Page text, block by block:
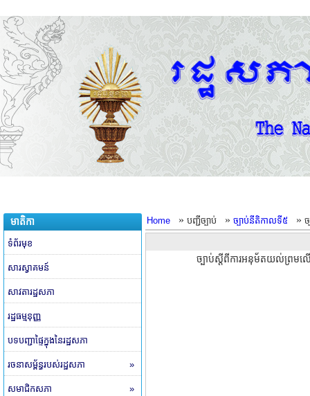
មាតិកា
ទំព័រមុខ
សារស្វាគមន៍
សាវតារដ្ឋសភា
រដ្ឋធម្មនុញ្ញ
បទបញ្ជាផ្ទៃក្នុងនៃរដ្ឋសភា
រចនាសម្ព័ន្ធរបស់រដ្ឋសភា »
សមាជិកសភា »
Home » បញ្ជីច្បាប់ » ច្បាប់នីតិកាលទី៥ »
ច្បាប់ស្តីពីការអនុម័តយល់ព្រមល